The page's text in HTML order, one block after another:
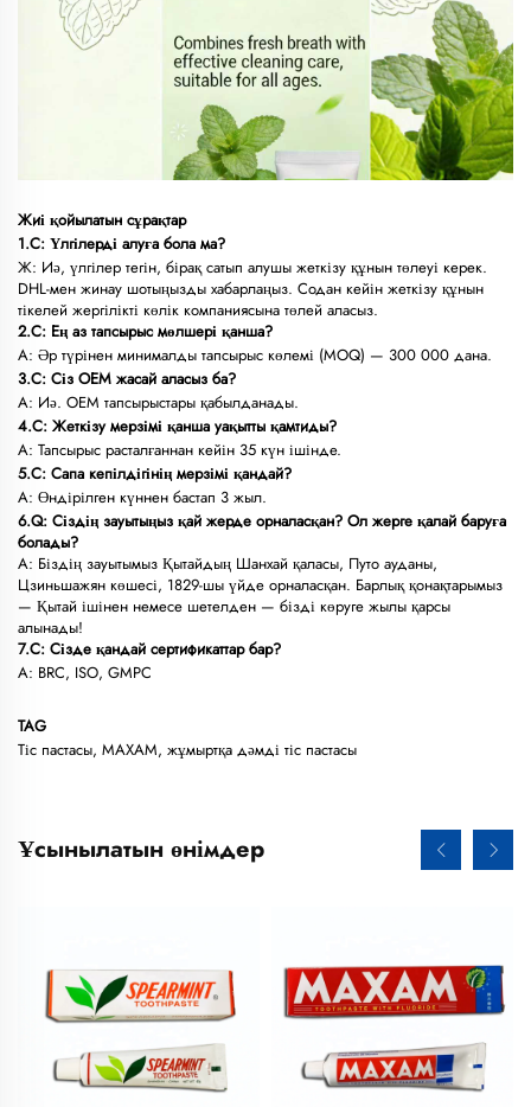
Жиі қойылатын сұрақтар
1.С: Үлгілерді алуға бола ма?
Ж: Иә, үлгілер тегін, бірақ сатып алушы жеткізу құнын төлеуі керек.
DHL-мен жинау шотыңызды хабарлаңыз. Содан кейін жеткізу құнын
тікелей жергілікті көлік компаниясына төлей аласыз.
2.С: Ең аз тапсырыс мөлшері қанша?
A: Әр түрінен минималды тапсырыс көлемі (MOQ) — 300 000 дана.
3.С: Сіз OEM жасай аласыз ба?
A: Иә. OEM тапсырыстары қабылданады.
4.С: Жеткізу мерзімі қанша уақытты қамтиды?
A: Тапсырыс расталғаннан кейін 35 күн ішінде.
5.С: Сапа кепілдігінің мерзімі қандай?
A: Өндірілген күннен бастап 3 жыл.
6.Q: Сіздің зауытыңыз қай жерде орналасқан? Ол жерге қалай баруға
болады?
A: Біздің зауытымыз Қытайдың Шанхай қаласы, Путо ауданы,
Цзиньшажян көшесі, 1829-шы үйде орналасқан. Барлық қонақтарымыз
— Қытай ішінен немесе шетелден — бізді көруге жылы қарсы
алынады!
7.С: Сізде қандай сертификаттар бар?
A: BRC, ISO, GMPC
TAG
Тіс пастасы, MAXAM, жұмыртқа дәмді тіс пастасы
Ұсынылатын өнімдер